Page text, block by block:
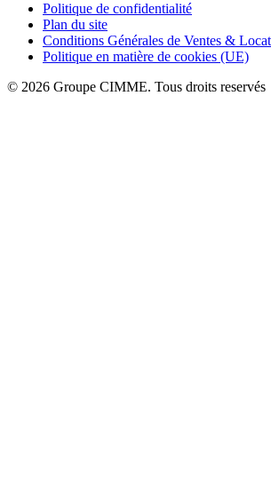
Politique de confidentialité
Plan du site
Conditions Générales de Ventes &
Politique en matière de cookies (UE)
© 2026 Groupe CIMME. Tous droits reservés